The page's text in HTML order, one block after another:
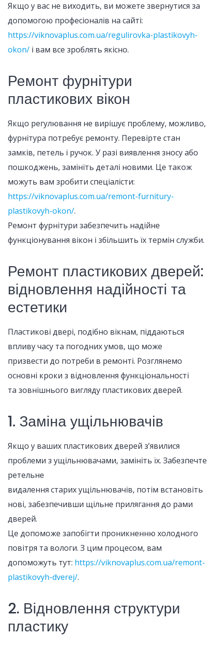
Якщо у вас не виходить, ви можете звернутися за
допомогою професіоналів на сайті:
https://viknovaplus.com.ua/regulirovka-plastikovyh-
okon/ і вам все зроблять якісно.
Ремонт фурнітури
пластикових вікон
Якщо регулювання не вирішує проблему, можливо,
фурнітура потребує ремонту. Перевірте стан
замків, петель і ручок. У разі виявлення зносу або
пошкоджень, замініть деталі новими. Це також
можуть вам зробити спеціалісти:
https://viknovaplus.com.ua/remont-furnitury-
plastikovyh-okon/.
Ремонт фурнітури забезпечить надійне
функціонування вікон і збільшить їх термін служби.
Ремонт пластикових дверей:
відновлення надійності та
естетики
Пластикові двері, подібно вікнам, піддаються
впливу часу та погодних умов, що може
призвести до потреби в ремонті. Розглянемо
основні кроки з відновлення функціональності
та зовнішнього вигляду пластикових дверей.
1. Заміна ущільнювачів
Якщо у ваших пластикових дверей з’явилися
проблеми з ущільнювачами, замініть їх. Забезпечте
ретельне
видалення старих ущільнювачів, потім встановіть
нові, забезпечивши щільне прилягання до рами
дверей.
Це допоможе запобігти проникненню холодного
повітря та вологи. З цим процесом, вам
допоможуть тут: https://viknovaplus.com.ua/remont-
plastikovyh-dverej/.
2. Відновлення структури
пластику